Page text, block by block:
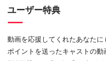
ユーザー特典
動画を応援してくれたあなたに
ポイントを送ったキャストの